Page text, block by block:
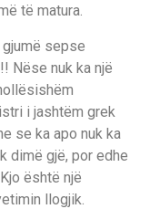
të matura.
gjumë sepse
Nëse nuk ka një
i jashtëm grek
se ka apo nuk ka
dimë gjë, por edhe
është një
llogjik.